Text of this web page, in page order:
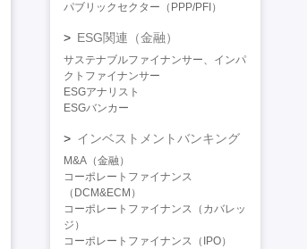
パブリックセクター（PPP/PFI）
ESG関連（金融）
サステナブルファイナンサー、インパ
クトファイナンサー
ESGアナリスト
ESGバンカー
インベストメントバンキング
M&A（金融）
コーポレートファイナンス
（DCM&ECM）
コーポレートファイナンス（カバレッ
ジ）
コーポレートファイナンス（IPO）